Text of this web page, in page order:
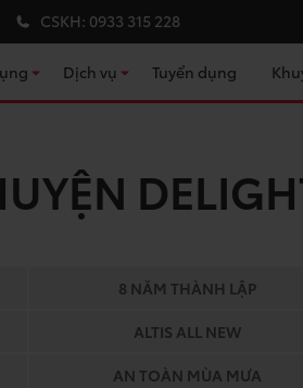
CSKH: 0933 315 228
Dịch vụ
Sửa chữa & đồng sơn
Chính sách bảo hành
Phụ kiện ô tô Toyota
Tuyển dụng
8 NĂM THÀNH LẬP
ALTIS ALL NEW
AN TOÀN MÙA MƯA